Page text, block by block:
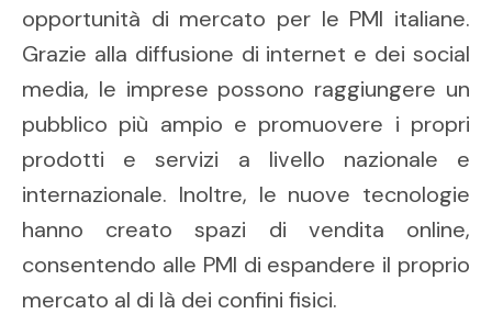
opportunità di mercato per le PMI italiane.
Grazie alla diffusione di internet e dei social
media, le imprese possono raggiungere un
pubblico più ampio e promuovere i propri
prodotti e servizi a livello nazionale e
internazionale. Inoltre, le nuove tecnologie
hanno creato spazi di vendita online,
consentendo alle PMI di espandere il proprio
mercato al di là dei confini fisici.